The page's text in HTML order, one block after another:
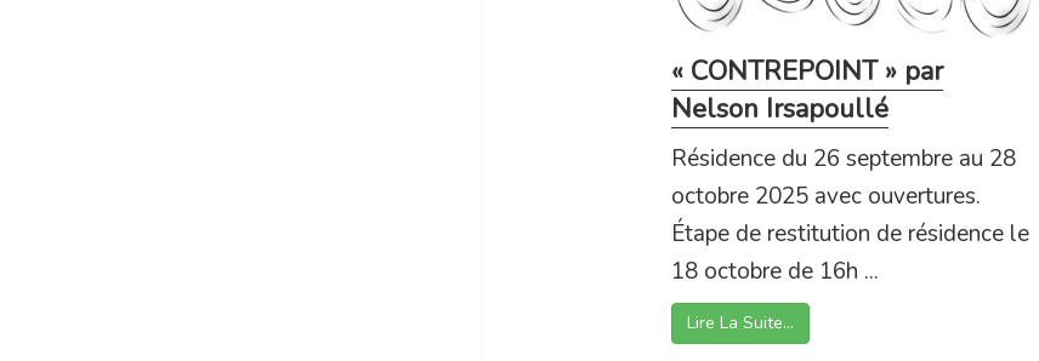
« CONTREPOINT » par
Nelson Irsapoullé
Résidence du 26 septembre au 28
octobre 2025 avec ouvertures.
Étape de restitution de résidence le
18 octobre de 16h ...
Lire La Suite…